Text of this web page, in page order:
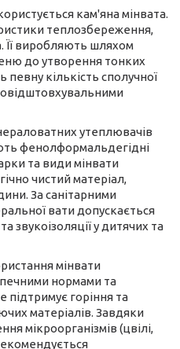
кам'яна мінвата.
теплозбереження,
Її виробляють шляхом
до утворення тонких
кількість сполучної
утеплювачів
фенолформальдегідні
та види мінвати
чистий матеріал,
За санітарними
вати допускається
звукоізоляції у дитячих та
мінвати
нормами та
підтримує горіння та
матеріалів. Завдяки
мікроорганізмів (цвілі,